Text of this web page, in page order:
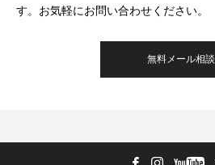
す。お気軽にお問い合わせください。
無料メール相談